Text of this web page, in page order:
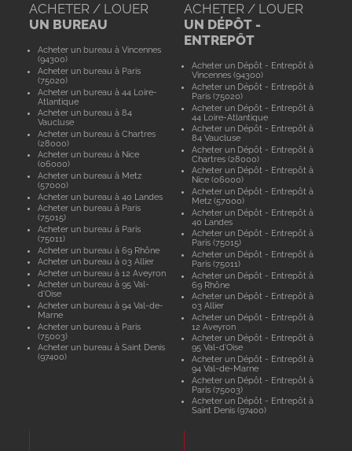
ACHETER / LOUER
UN BUREAU
Acheter un bureau à Vincennes
(94300)
Acheter un bureau à Paris
(75020)
Acheter un bureau à 44 Loire-
Atlantique
Acheter un bureau à 84
Vaucluse
Acheter un bureau à Chartres
(28000)
Acheter un bureau à Nice
(06000)
Acheter un bureau à Metz
(57000)
Acheter un bureau à 40 Landes
Acheter un bureau à Paris
(75015)
Acheter un bureau à Paris
(75011)
Acheter un bureau à 69 Rhône
Acheter un bureau à 03 Allier
Acheter un bureau à 12 Aveyron
Acheter un bureau à 95 Val-
d'Oise
Acheter un bureau à 94 Val-de-
Marne
Acheter un bureau à Paris
(75003)
Acheter un bureau à Saint Denis
(97400)
ACHETER / LOUER
UN DÉPÔT -
ENTREPÔT
Acheter un Dépôt - Entrepôt à
Vincennes (94300)
Acheter un Dépôt - Entrepôt à
Paris (75020)
Acheter un Dépôt - Entrepôt à
44 Loire-Atlantique
Acheter un Dépôt - Entrepôt à
84 Vaucluse
Acheter un Dépôt - Entrepôt à
Chartres (28000)
Acheter un Dépôt - Entrepôt à
Nice (06000)
Acheter un Dépôt - Entrepôt à
Metz (57000)
Acheter un Dépôt - Entrepôt à
40 Landes
Acheter un Dépôt - Entrepôt à
Paris (75015)
Acheter un Dépôt - Entrepôt à
Paris (75011)
Acheter un Dépôt - Entrepôt à
69 Rhône
Acheter un Dépôt - Entrepôt à
03 Allier
Acheter un Dépôt - Entrepôt à
12 Aveyron
Acheter un Dépôt - Entrepôt à
95 Val-d'Oise
Acheter un Dépôt - Entrepôt à
94 Val-de-Marne
Acheter un Dépôt - Entrepôt à
Paris (75003)
Acheter un Dépôt - Entrepôt à
Saint Denis (97400)